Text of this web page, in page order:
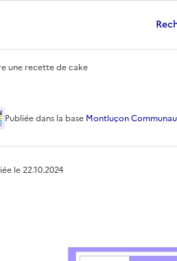
la page d'accueil
une recette de cake
de
Publiéedans la base Montluçon
le22.10.2024